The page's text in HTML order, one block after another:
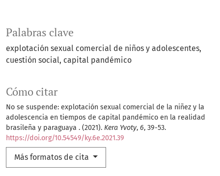
Palabras clave
explotación sexual comercial de niños y adolescentes
cuestión social capital pandémico
Cómo citar
No se suspende: explotación sexual comercial de la niñez y la
adolescencia en tiempos de capital pandémico en la realidad
brasileña y paraguaya . (2021). Kera Yvoty, 6, 39-53.
https://doi.org/10.54549/ky.6e.2021.39
Más formatos de cita